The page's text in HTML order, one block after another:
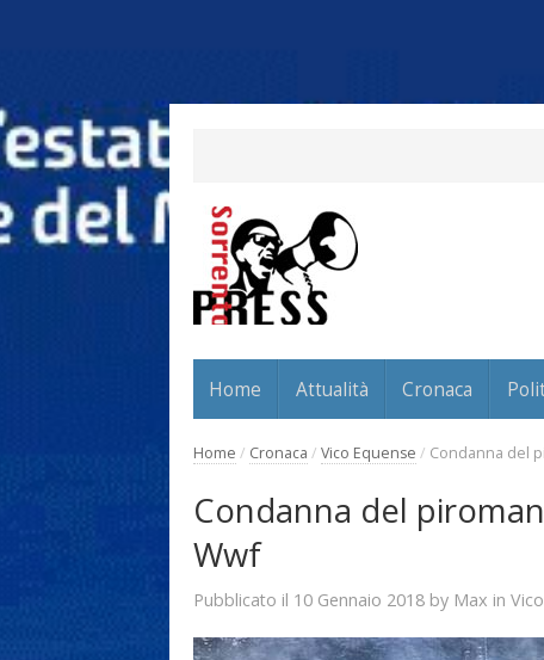
Home Attualità Cronaca
Home / Cronaca / Vico Equense / Condanna del
Condanna del
Wwf
Pubblicato il 10 Gennaio 2018 by Max in